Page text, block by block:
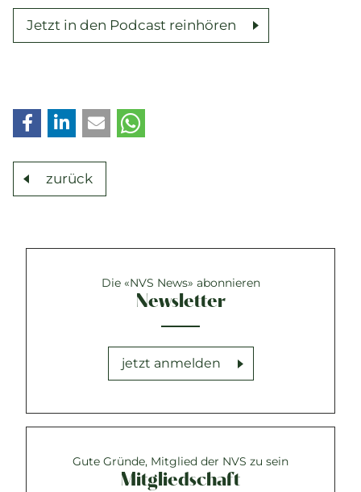
Jetzt in den Podcast reinhören
zurück
Die «NVS News» abonnieren
Newsletter
jetzt anmelden
Gute Gründe, Mitglied der NVS zu sein
Mitgliedschaft